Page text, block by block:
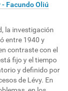
Facundo Oliú
la investigación
entre 1940 y
contraste con el
fijo y el tiempo
y definido por
de Lévy. En